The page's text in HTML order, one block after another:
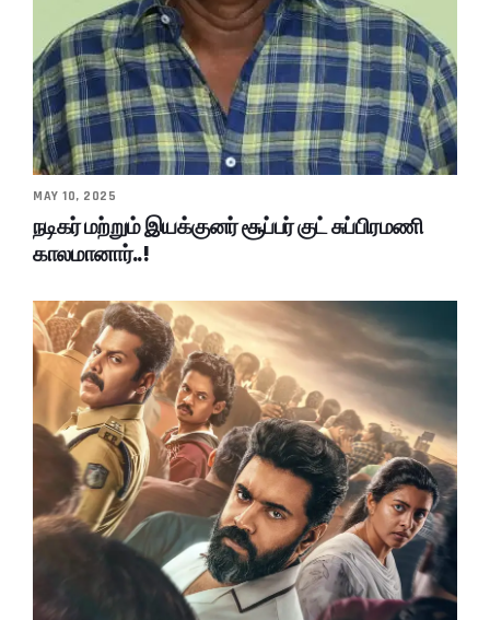
MAY 10, 2025
நடிகர் மற்றும் இயக்குனர் சூப்பர் குட் சுப்பிரமணி
காலமானார்..!